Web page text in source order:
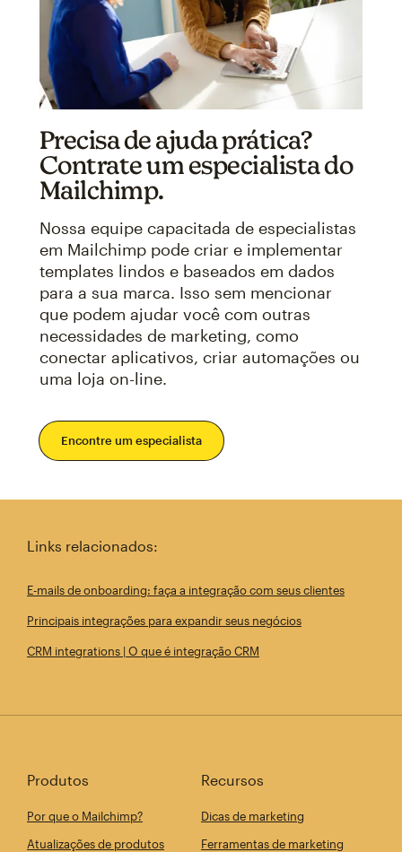
Precisa de ajuda prática?
Contrate um especialista do
Mailchimp.
Nossa equipe capacitada de especialistas
em Mailchimp pode criar e implementar
templates lindos e baseados em dados
para a sua marca. Isso sem mencionar
que podem ajudar você com outras
necessidades de marketing, como
conectar aplicativos, criar automações ou
uma loja on-line.
Encontre um especialista
Links relacionados:
E-mails de onboarding: faça a integração com seus clientes
Principais integrações para expandir seus negócios
CRM integrations | O que é integração CRM
Produtos
Por que o Mailchimp?
Atualizações de produtos
Recursos
Dicas de marketing
Ferramentas de marketing